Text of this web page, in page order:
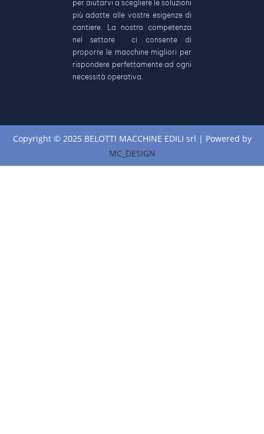
per aiutarvi a scegliere le soluzioni
più adatte alle vostre esigenze di
cantiere. La nostra competenza
nel settore ci consente di
proporre le macchine migliori per
rispondere perfettamente ad ogni
necessità operativa.
Copyright © 2025 BELOTTI MACCHINE EDILI srl | Powered by
MC_DESIGN